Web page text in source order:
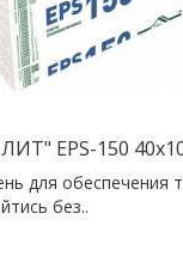
EPS-150
для обеспечения
без..